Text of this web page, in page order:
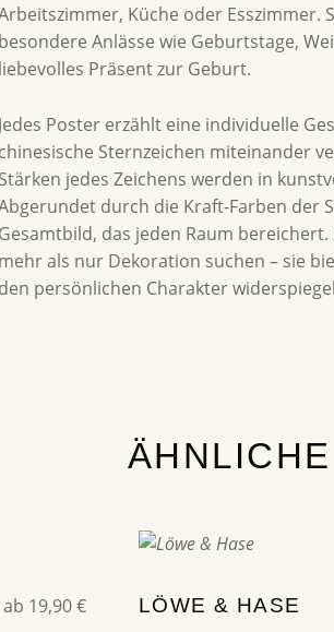
Küche oder Esszimmer.
besondere Anlässe wie Geburtstage,
liebevolles Präsent zur Geburt.
Jedes Poster erzählt eine individuelle
chinesische Sternzeichen miteinander
Stärken jedes Zeichens werden in
durch die Kraft-Farben der
Gesamtbild, das jeden Raum
mehr als nur Dekoration suchen – sie
den persönlichen Charakter
ab 19,90€ LÖWE & HASE
Dieses Produkt weist mehrere Varianten auf. Die Optionen können auf der Produktseite gewählt werden